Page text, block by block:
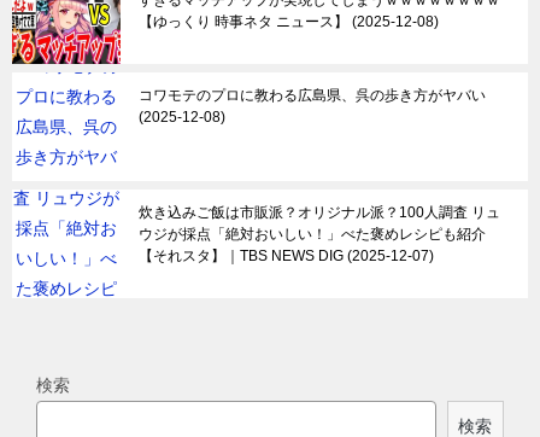
【ゆっくり 時事ネタ ニュース】
2025-12-08
コワモテのプロに教わる広島県、呉の歩き方がヤバい
2025-12-08
炊き込みご飯は市販派？オリジナル派？100人調査 リュ
ウジが採点「絶対おいしい！」べた褒めレシピも紹介
【それスタ】｜TBS NEWS DIG 2025-12-07
検索
検索